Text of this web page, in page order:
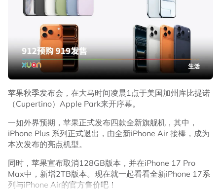
苹果秋季发布会，在大马时间凌晨1点于美国加州库比提诺
（Cupertino）Apple Park来开序幕。
一如外界预期，苹果正式发布四款全新旗舰机，其中，
iPhone Plus 系列正式退出，由全新iPhone Air 接棒，成为
本次发布的亮点机型。
同时，苹果宣布取消128GB版本，并在iPhone 17 Pro
Max中，新增2TB版本。现在就一起看看全新iPhone 17系
列与iPhone Air的官方售价吧！